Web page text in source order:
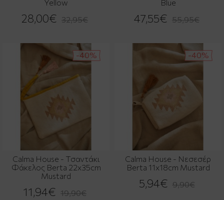
Yellow
28,00€ 32,95€
Blue
47,55€ 55,95€
-40%
Calma House - Τσαντάκι
Φάκελος Berta 22x35cm
Mustard
11,94€ 19,90€
-40%
Calma House - Νεσεσέρ
Berta 11x18cm Mustard
5,94€ 9,90€